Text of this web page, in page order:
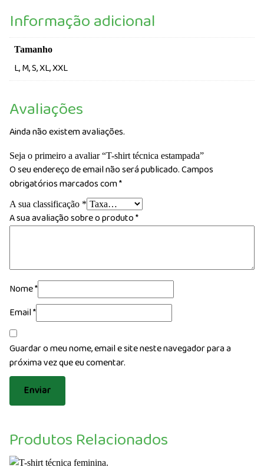
Informação adicional
Tamanho
L, M, S, XL, XXL
Avaliações
Ainda não existem avaliações.
Seja o primeiro a avaliar “T-shirt técnica estampada”
O seu endereço de email não será publicado.Campos
obrigatórios marcados com*
A sua classificação *
A sua avaliação sobre o produto*
Nome*
Email*
Guardar o meu nome, email e site neste navegador para a
próxima vez que eu comentar.
Produtos Relacionados